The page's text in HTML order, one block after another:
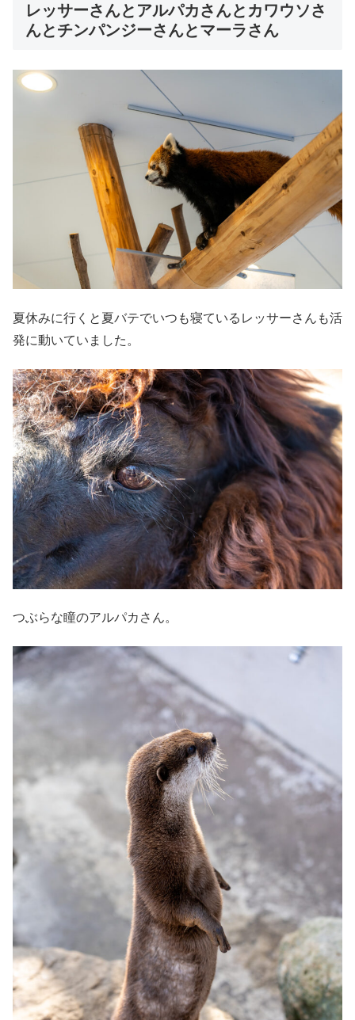
レッサーさんとアルパカさんとカワウソさ
んとチンパンジーさんとマーラさん
夏休みに行くと夏バテでいつも寝ているレッサーさんも活
発に動いていました。
つぶらな瞳のアルパカさん。